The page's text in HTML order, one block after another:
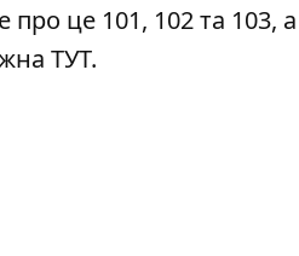
про це 101, 102 та
ТУТ.